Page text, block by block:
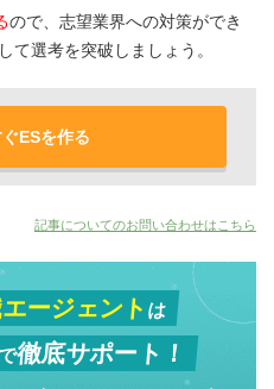
ので、志望業界への対策ができ
て選考を突破しましょう。
ESを作る
記事についてのお問い合わせはこちら
ージェントは
徹底サポート！